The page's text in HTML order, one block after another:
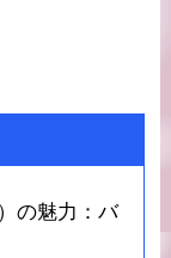
の魅力：バ